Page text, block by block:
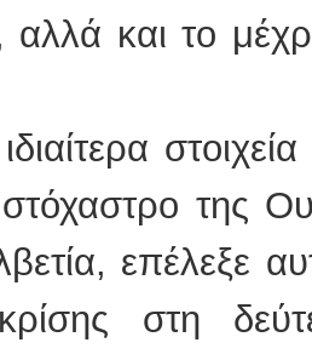
αλλά και το
της
επέλεξε
στη